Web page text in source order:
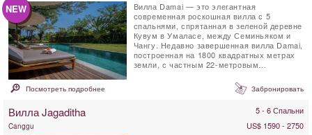
NEW
Вилла Damai — это элегантная
современная роскошная вилла с 5
спальнями, спрятанная в зеленой деревне
Кувум в Умаласе, между Семиньяком и
Чангу. Недавно завершенная вилла Damai,
построенная на 1800 квадратных метрах
земли, с частным 22-метровым
Посмотреть подробнее Забронировать
Вилла Jagaditha 5 - 6 Спальни
Canggu
US$ 1590 - 2750